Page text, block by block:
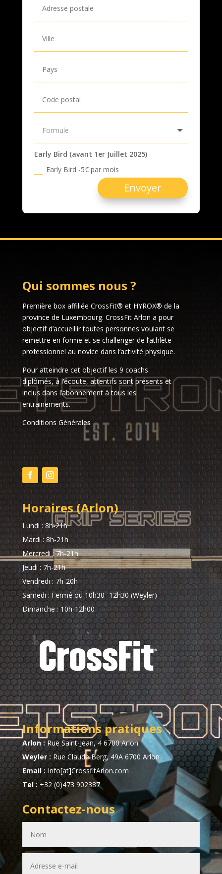
Early Bird (avant 1er Juillet 2025)
Early Bird -5€ par mois
Envoyer
Qui sommes nous ?
Première box affiliée CrossFit® et HYROX® de la
province de Luxembourg. CrossFit Arlon a pour
objectif d’accueillir toutes personnes voulant se
remettre en forme et se challenger de l’athlète
professionnel au novice dans l’activité physique.
Pour atteindre cet objectif les 9 coachs
diplômés, à l’écoute, attentifs sont présents et
inclus dans l’abonnement à tous les
entrainements.
Conditions Générales
Horaires (Arlon)
Lundi : 8h-21h
Mardi : 8h-21h
Mercredi : 7h-21h
Jeudi : 7h-21h
Vendredi : 7h-20h
Samedi : Fermé ou 10h30 -12h30 (Weyler)
Dimanche : 10h-12h00
Informations pratiques
Arlon :Rue Saint-Jean, 4 6700 Arlon
Weyler :Rue Claude Berg, 49A 6700 Arlon
Email :Info[at]CrossfitArlon.com
Tel : +32 (0)473 902387
Contactez-nous